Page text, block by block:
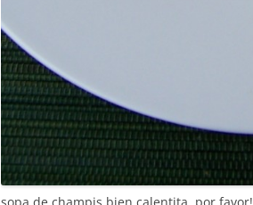
sopa de champis bien calentita, por favor!